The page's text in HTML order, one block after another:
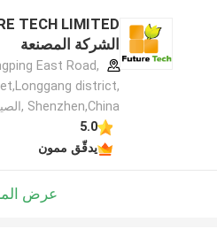
الشركة المصنعة
East Road,
district,
Shenzhen,China ,الصين
5.0
يدقّق ممون
عرض